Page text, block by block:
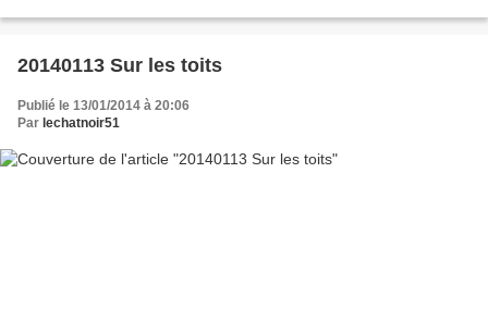
20140113 Sur les toits
Publié le 13/01/2014 à 20:06
Par lechatnoir51